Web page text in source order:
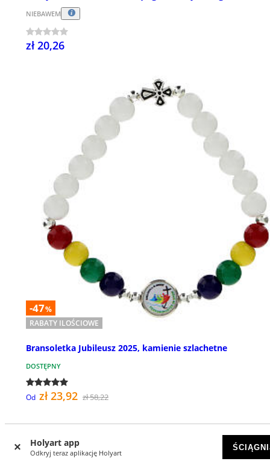
Holyart app
Odkryj teraz aplikację Holyart
NIEBAWEM
zł 20,26
-47%
RABATY ILOŚCIOWE
Bransoletka Jubileusz 2025, kamienie szlachetne
DOSTĘPNY
Od zł 23,92 zł 58,22